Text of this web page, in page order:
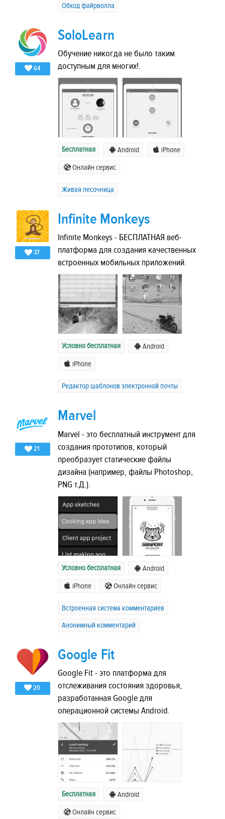
Обход файрволла
64
SoloLearn
Обучение никогда не было таким
доступным для многих!.
Бесплатная Android iPhone
Онлайн сервис
Живая песочница
37
Infinite Monkeys
Infinite Monkeys - БЕСПЛАТНАЯ веб-
платформа для создания качественных
встроенных мобильных приложений.
Условно бесплатная Android
iPhone
Редактор шаблонов электронной почты
21
Marvel
Marvel - это бесплатный инструмент для
создания прототипов, который
преобразует статические файлы
дизайна (например, файлы Photoshop,
PNG т.Д.).
Условно бесплатная Android
iPhone Онлайн сервис
Встроенная система комментариев
Анонимный комментарий
20
Google Fit
Google Fit - это платформа для
отслеживания состояния здоровья,
разработанная Google для
операционной системы Android.
Бесплатная Android
Онлайн сервис